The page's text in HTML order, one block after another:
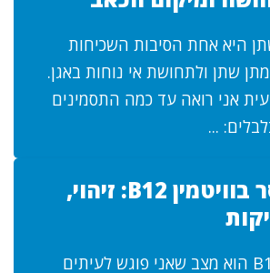
היא אחת הסיבות השכיחות
שתן ולתחושת אי נוחות באגן.
אני רואה עד כמה התסמינים
...
תסמיני חוסר בוויטמין B12: זיהוי,
חוסר בוויטמין B12 הוא מצב שאני פוגש לעיתים